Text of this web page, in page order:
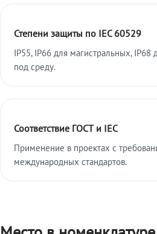
Степени защиты по IEC 60529
IP55, IP66 для магистральных,
под среду.
Соответствие ГОСТ и IEC
Применение в проектах с
международных стандартов.